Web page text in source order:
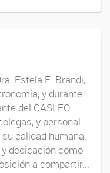
Estela E. Brandi,
y durante
del CASLEO.
y personal
calidad humana,
dedicación como
a compartir...